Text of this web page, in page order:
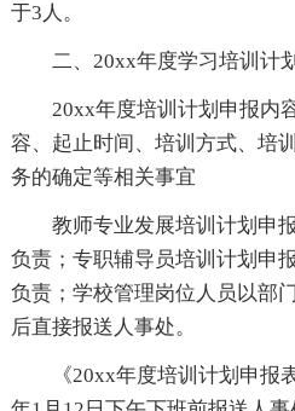
于3人。
二、20xx年度学习培训计
20xx年度培训计划申报内
容、起止时间、培训方式、培
务的确定等相关事宜
教师专业发展培训计划申
负责；专职辅导员培训计划申
负责；学校管理岗位人员以部
后直接报送人事处。
《20xx年度培训计划申